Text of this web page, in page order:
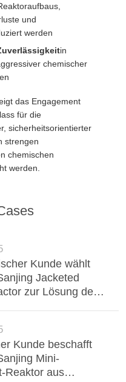
und
werden
in
chemischer
das Engagement
für die
sicherheitsorientierter
strengen
chemischen
werden.
Kunde wählt
Jacketed
zur Lösung der
Kunde beschafft
Mini-
Reaktor aus